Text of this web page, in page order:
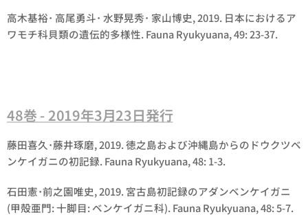
高木基裕･ 高尾勇斗･ 水野晃秀･ 家山博史, 2019. 日本におけるア
ワモチ科貝類の遺伝的多様性. Fauna Ryukyuana, 49: 23-37.
48巻 - 2019年3月23日発行
藤田喜久･藤井琢磨, 2019. 徳之島および沖縄島からのドウクツベ
ンケイガニの初記録. Fauna Ryukyuana, 48: 1-3.
石田憲･前之園唯史, 2019. 宮古島初記録のアダンベンケイガニ
(甲殻亜門: 十脚目: ベンケイガニ科). Fauna Ryukyuana, 48: 5-7.